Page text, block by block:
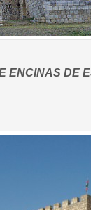
ENCINAS DE